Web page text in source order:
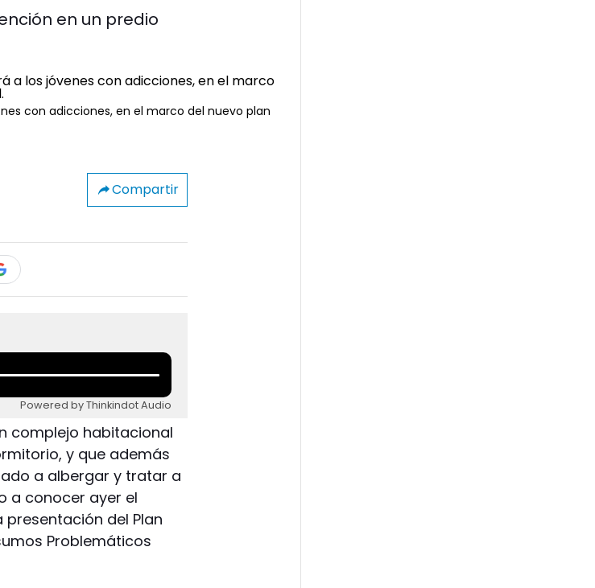
en un predio
con adicciones, en el marco del nuevo plan
Compartir
Powered by Thinkindot Audio
complejo habitacional
y que además
a albergar y tratar a
a conocer ayer el
del Plan
Problemáticos